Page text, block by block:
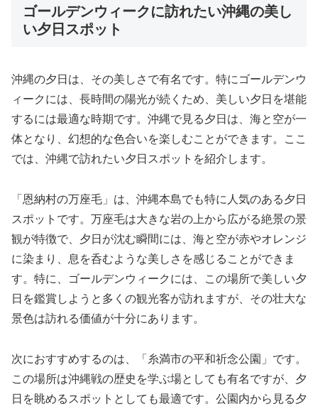
ゴールデンウィークに訪れたい沖縄の美し
い夕日スポット
沖縄の夕日は、その美しさで有名です。特にゴールデンウ
ィークには、長時間の陽光が続くため、美しい夕日を堪能
するには最適な時期です。沖縄で見る夕日は、海と空が一
体となり、幻想的な色合いを楽しむことができます。ここ
では、沖縄で訪れたい夕日スポットを紹介します。
「恩納村の万座毛」は、沖縄本島でも特に人気のある夕日
スポットです。万座毛は大きな岩の上から広がる絶景の景
観が特徴で、夕日が沈む瞬間には、海と空が赤やオレンジ
に染まり、息を呑むような美しさを感じることができま
す。特に、ゴールデンウィークには、この場所で美しい夕
日を鑑賞しようと多くの観光客が訪れますが、その壮大な
景色は訪れる価値が十分にあります。
次におすすめするのは、「糸満市の平和祈念公園」です。
この場所は沖縄戦の歴史を学ぶ場としても有名ですが、夕
日を眺めるスポットとしても最適です。公園内から見る夕